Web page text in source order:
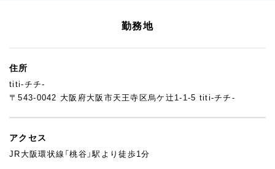
勤務地
住所
titi-チチ-
〒543-0042 大阪府大阪市天王寺区烏ケ辻1-1-5 titi-チチ-
アクセス
JR大阪環状線「桃谷」駅より徒歩1分